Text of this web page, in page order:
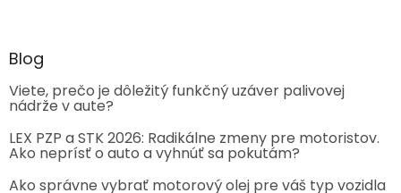
Blog
Viete, prečo je dôležitý funkčný uzáver palivovej
nádrže v aute?
LEX PZP a STK 2026: Radikálne zmeny pre motoristov.
Ako neprísť o auto a vyhnúť sa pokutám?
Ako správne vybrať motorový olej pre váš typ vozidla